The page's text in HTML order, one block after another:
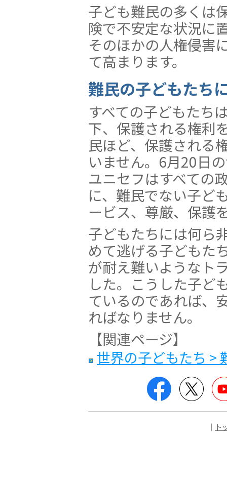
子ども難民の多くは
険で不安定な状況に
そのほかの人権侵害
て高まります。
難民の子どもたち
すべての子どもたち
下、保護される権利
民ほど、保護される
いません。6月20日
ユニセフはすべての
に、難民でない子ど
ービス、尊厳、保護
子どもたちには何ら
めて逃げる子どもた
が耐え難いようなト
した。こうした子ど
ているのであれば、
ればなりません。
【関連ページ】
世界の子どもたち >
Facebook
｜ ト